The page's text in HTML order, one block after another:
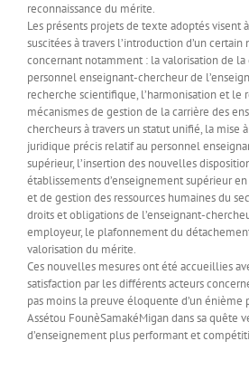
reconnaissance du mérite.
Les présents projets de texte adoptés visent
suscitées à travers l’introduction d’un certain
concernant notamment : la valorisation de
personnel enseignant-chercheur de
recherche scientifique, l’harmonisation et le
mécanismes de gestion de la carrière des
chercheurs à travers un statut unifié, la mise
juridique précis relatif au personnel
supérieur, l’insertion des nouvelles
établissements d’enseignement supérieur
et de gestion des ressources humaines du
droits et obligations de l’enseignant-
employeur, le plafonnement du
valorisation du mérite.
Ces nouvelles mesures ont été accueillies
satisfaction par les différents acteurs
pas moins la preuve éloquente d’un énième
Assétou FounèSamakéMigan dans sa quête
d’enseignement plus performant et